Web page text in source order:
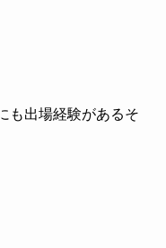
も出場経験があるそ